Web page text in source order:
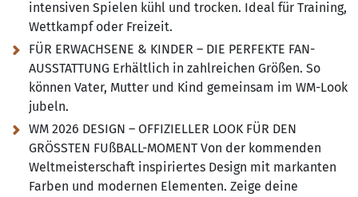
intensiven Spielen kühl und trocken. Ideal für Training,
Wettkampf oder Freizeit.
FÜR ERWACHSENE & KINDER – DIE PERFEKTE FAN-
AUSSTATTUNG Erhältlich in zahlreichen Größen. So
können Vater, Mutter und Kind gemeinsam im WM-Look
jubeln.
WM 2026 DESIGN – OFFIZIELLER LOOK FÜR DEN
GRÖSSTEN FUßBALL-MOMENT Von der kommenden
Weltmeisterschaft inspiriertes Design mit markanten
Farben und modernen Elementen. Zeige deine